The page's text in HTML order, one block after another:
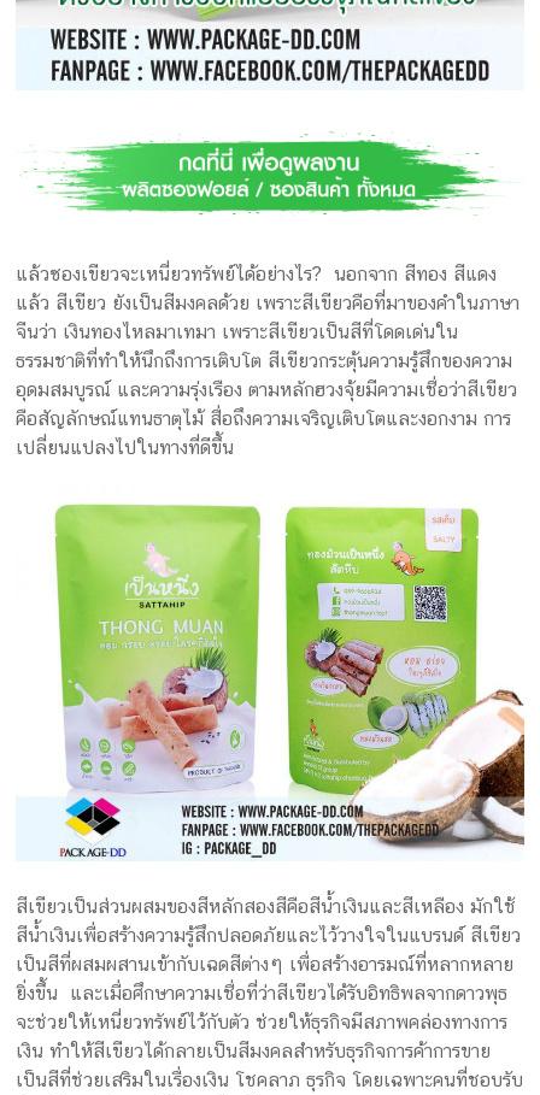
อางค์
ครีม
สบู่
รับ
ทำ
กล่อง
อาหาร
เสริม
โรงงาน
กล่อง
บรรจุ
ภัณฑ์
แล้วซองเขียวจะเหนี่ยวทรัพย์ได้อย่างไร? นอกจาก สีทอง สีแดง
แล้ว สีเขียว ยังเป็นสีมงคลด้วย เพราะสีเขียวคือที่มาของคำในภาษา
จีนว่า เงินทองไหลมาเทมา เพราะสีเขียวเป็นสีที่โดดเด่นใน
ธรรมชาติที่ทำให้นึกถึงการเติบโต สีเขียวกระตุ้นความรู้สึกของความ
อุดมสมบูรณ์ และความรุ่งเรือง ตามหลักฮวงจุ้ยมีความเชื่อว่าสีเขียว
คือสัญลักษณ์แทนธาตุไม้ สื่อถึงความเจริญเติบโตและงอกงาม การ
เปลี่ยนแปลงไปในทางที่ดีขึ้น
สีเขียวเป็นส่วนผสมของสีหลักสองสีคือสีน้ำเงินและสีเหลือง มักใช้
สีน้ำเงินเพื่อสร้างความรู้สึกปลอดภัยและไว้วางใจในแบรนด์ สีเขียว
เป็นสีที่ผสมผสานเข้ากับเฉดสีต่างๆ เพื่อสร้างอารมณ์ที่หลากหลาย
ยิ่งขึ้น และเมื่อศึกษาความเชื่อที่ว่าสีเขียวได้รับอิทธิพลจากดาวพุธ
จะช่วยให้เหนี่ยวทรัพย์ไว้กับตัว ช่วยให้ธุรกิจมีสภาพคล่องทางการ
เงิน ทำให้สีเขียวได้กลายเป็นสีมงคลสำหรับธุรกิจการค้าการขาย
เป็นสีที่ช่วยเสริมในเรื่องเงิน โชคลาภ ธุรกิจ โดยเฉพาะคนที่ชอบรับ